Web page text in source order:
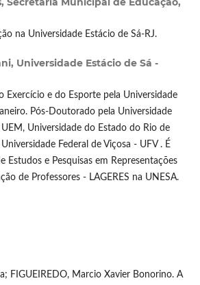
na Universidade Estácio de Sá-RJ.
Universidade Estácio de Sá -
Exercício e do Esporte pela Universidade
Pós-Doutorado pela Universidade
Universidade do Estado do Rio de
Federal de Viçosa - UFV . É
Estudos e Pesquisas em Representações
de Professores - LAGERES na UNESA.
FIGUEIREDO, Marcio Xavier Bonorino. A